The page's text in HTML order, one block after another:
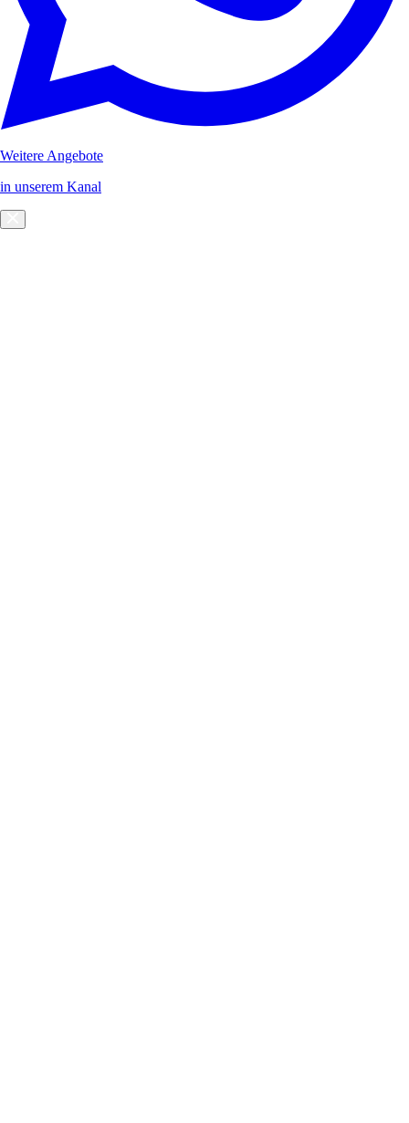
Weitere Angebote
in unserem Kanal